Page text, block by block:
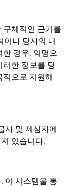
구체적인 근거를
이나 당사의 내
한 경우, 익명으
러한 정보를 당
적으로 지원해
사 및 제삼자에
있습니다.
이 시스템을 통